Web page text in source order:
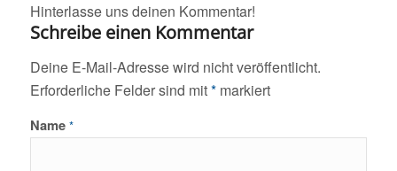
Hinterlasse uns deinen Kommentar!
Schreibe einen Kommentar
Deine E-Mail-Adresse wird nicht veröffentlicht.
Erforderliche Felder sind mit*markiert
Name *